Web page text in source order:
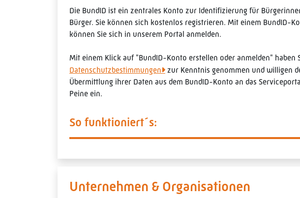
Die BundID ist ein zentrales Konto zur Identifizierung für
Bürger. Sie können sich kostenlos registrieren. Mit einem BundID-
können Sie sich in unserem Portal anmelden.
Mit einem Klick auf "BundID-Konto erstellen oder anmelden" haben
Datenschutzbestimmungen
zur Kenntnis genommen und willigen
Übermittlung ihrer Daten aus dem BundID-Konto an das
Peine ein.
So funktioniert´s:
Unternehmen & Organisationen